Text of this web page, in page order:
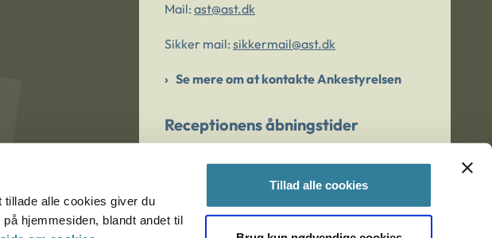
alle cookies giver du
hjemmesiden, blandt andet til
Tillad alle cookies
Mail: ast@ast.dk
Sikker mail: sikkermail@ast.dk
Se mere om at kontakte Ankestyrelsen
Receptionens åbningstider
Er du bekymret for et barn/en ung?